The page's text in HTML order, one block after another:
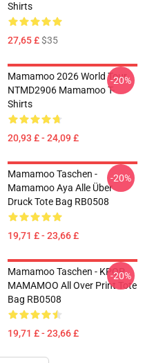
Shirts
27,65 £$35
Mamamoo 2026 World Tour
NTMD2906 Mamamoo T-
Shirts
20,93 £ - 24,09 £
-20%
Mamamoo Taschen -
Mamamoo Aya Alle Über
Druck Tote Bag RB0508
19,71 £ - 23,66 £
-20%
Mamamoo Taschen - KPOP
MAMAMOO All Over Print Tote
Bag RB0508
19,71 £ - 23,66 £
-20%